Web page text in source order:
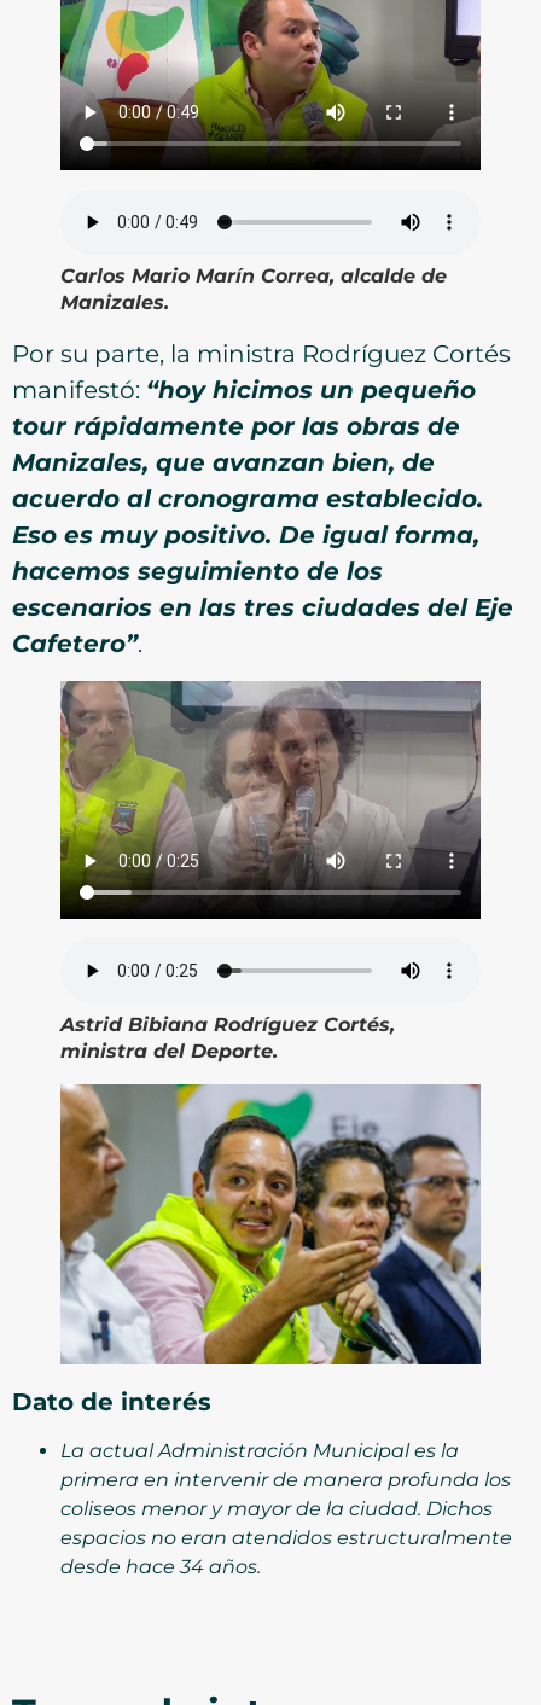
Carlos Mario Marín Correa, alcalde de
Manizales.
Por su parte, la ministra Rodríguez Cortés
manifestó: “hoy hicimos un pequeño
tour rápidamente por las obras de
Manizales, que avanzan bien, de
acuerdo al cronograma establecido.
Eso es muy positivo. De igual forma,
hacemos seguimiento de los
escenarios en las tres ciudades del Eje
Cafetero”.
Astrid Bibiana Rodríguez Cortés,
ministra del Deporte.
Dato de interés
La actual Administración Municipal es la
primera en intervenir de manera profunda los
coliseos menor y mayor de la ciudad. Dichos
espacios no eran atendidos estructuralmente
desde hace 34 años.